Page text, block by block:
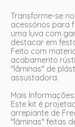
Transforme-se
acessórios para
uma luva com
destacar em
Feito com
acabamento
"lâminas" de
assustadora.
Mais
Este kit é
arrepiante de
"lâminas" feitas